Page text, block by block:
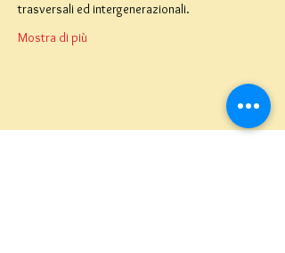
trasversali ed intergenerazionali.
Mostra di più